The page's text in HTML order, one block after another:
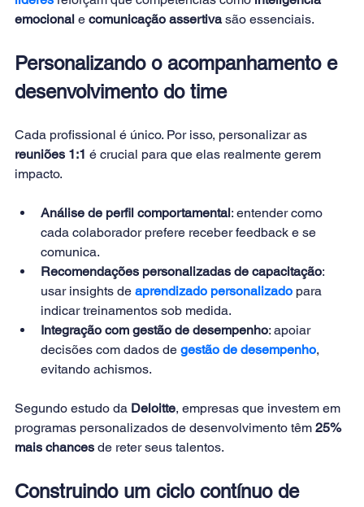
emocional e comunicação assertiva são essenciais.
Personalizando o acompanhamento e
desenvolvimento do time
Cada profissional é único. Por isso, personalizar as
reuniões 1:1 é crucial para que elas realmente gerem
impacto.
Análise de perfil comportamental: entender como
cada colaborador prefere receber feedback e se
comunica.
Recomendações personalizadas de capacitação:
usar insights de aprendizado personalizado para
indicar treinamentos sob medida.
Integração com gestão de desempenho: apoiar
decisões com dados de gestão de desempenho,
evitando achismos.
Segundo estudo da Deloitte, empresas que investem em
programas personalizados de desenvolvimento têm 25%
mais chances de reter seus talentos.
Construindo um ciclo contínuo de